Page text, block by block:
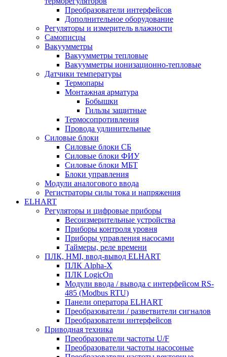
Преобразователи интерфейсов
Дополнительное оборудование
Регуляторы и измеритель влажности
Самописцы
Вакуумметры
Вакуумметры тепловые
Вакуумметры ионизационно-тепловые
Датчики температуры
Термопары
Монтажная арматура
Бобышки
Гильзы защитные
Термосопротивления
Провода удлинительные
Силовые блоки
Силовые блоки СБ
Силовые блоки ФИУ
Силовые блоки МБТ
Блоки управления
Модули аналогового ввода
Регистраторы силы тока и напряжения
ELHART
Регуляторы и цифровые приборы
Весоизмерительные устройства
Приборы контроля уровня
Приборы управления насосами
Таймеры, реле времени
ПЛК, HMI, ввод-вывод ELHART
ПЛК Alpha-X
ПЛК LogicOn
Модули ввода / вывода с интерфейсом RS-
485 (Modbus RTU)
Панели оператора ELHART
Преобразователи / разветвители сигналов
Преобразователи интерфейсов
Приводная техника
Преобразователи частоты U/F
Преобразователи частоты насосоные